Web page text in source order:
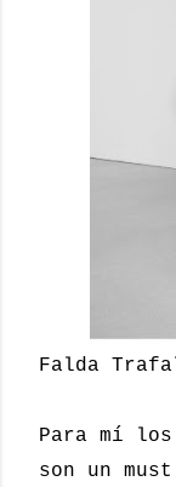
Falda
Para mí
son un